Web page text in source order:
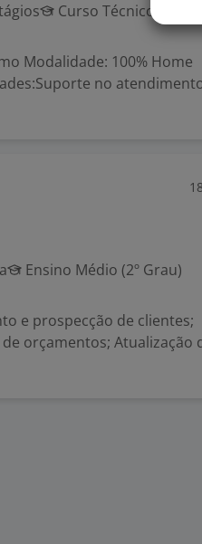
Curso Técnico
Modalidade: 100% Home
no
Ensino Médio (2º Grau)
e prospecção de clientes;
orçamentos; Atualização